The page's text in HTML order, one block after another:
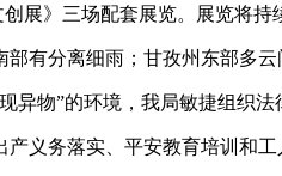
展》三场配套展览。展览将持
分离细雨；甘孜州东部多云
物”的环境，我局敏捷组织法
务落实、平安教育培训和工